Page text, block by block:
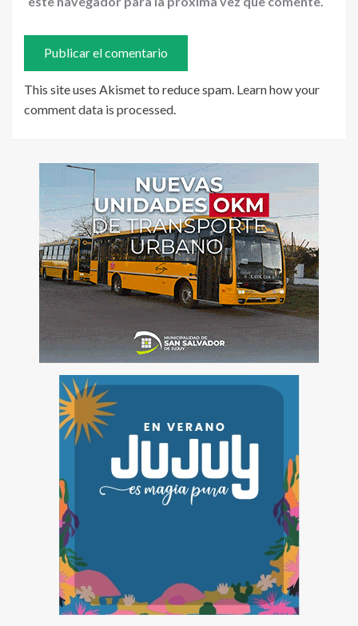
This site uses Akismet to reduce spam. Learn how your
comment data is processed